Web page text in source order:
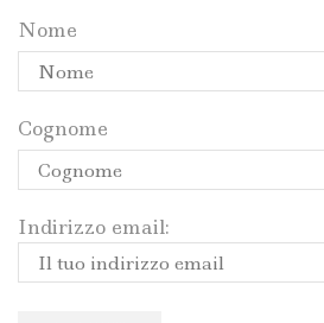
Nome
Cognome
Indirizzo email: